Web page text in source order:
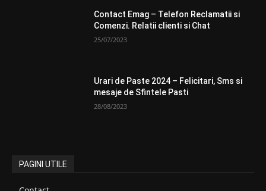
Contact Emag – Telefon Reclamatii si
Comenzi. Relatii clienti si Chat
25/07/2023
Urari de Paste 2024 – Felicitari, Sms si
mesaje de Sfintele Pasti
28/08/2023
PAGINI UTILE